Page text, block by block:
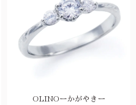
OLINOーかがやきー